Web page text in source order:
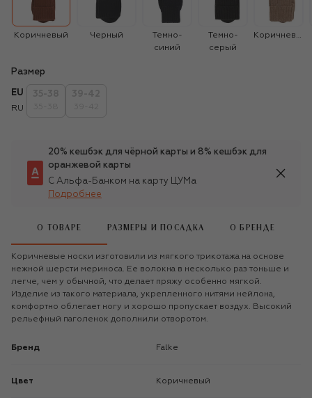
Коричневый Черный
Темно-
синий
Темно-
серый
Коричневый
Размер
EU
RU
20% кешбэк для чёрной карты и 8% кешбэк для
оранжевой карты
С Альфа-Банком на карту ЦУМа
Подробнее
О ТОВАРЕ РАЗМЕРЫ И ПОСАДКА О БРЕНДЕ
Коричневые носки изготовили из мягкого трикотажа на основе
нежной шерсти мериноса. Ее волокна в несколько раз тоньше и
легче, чем у обычной, что делает пряжу особенно мягкой.
Изделие из такого материала, укрепленного нитями нейлона,
комфортно облегает ногу и хорошо пропускает воздух. Высокий
рельефный паголенок дополнили отворотом.
Бренд Falke
Цвет Коричневый